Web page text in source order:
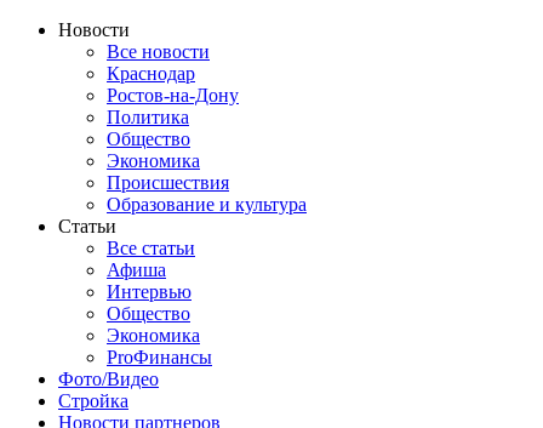
Новости
Все новости
Краснодар
Ростов-на-Дону
Политика
Общество
Экономика
Происшествия
Образование и культура
Статьи
Все статьи
Афиша
Интервью
Общество
Экономика
ProФинансы
Фото/Видео
Стройка
Новости партнеров